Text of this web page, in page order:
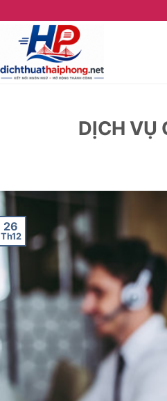
DỊCH VỤ
26
Th12